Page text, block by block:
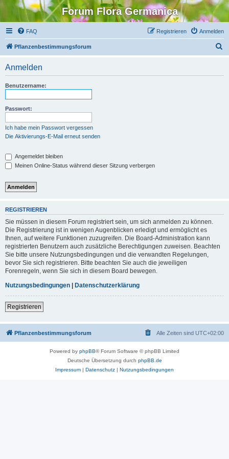
Forum Flora Germanica
FAQ Anmelden
Registrieren
Pflanzenbestimmungsforum
Anmelden
Benutzername:
Passwort:
Ich habe mein Passwort vergessen
Die Aktivierungs-E-Mail erneut senden
Angemeldet bleiben
Meinen Online-Status während dieser Sitzung verbergen
REGISTRIEREN
Sie müssen in diesem Forum registriert sein, um sich anmelden zu können.
Die Registrierung ist in wenigen Augenblicken erledigt und ermöglicht es
Ihnen, auf weitere Funktionen zuzugreifen. Die Board-Administration kann
registrierten Benutzern auch zusätzliche Berechtigungen zuweisen. Beachten
Sie bitte unsere Nutzungsbedingungen und die verwandten Regelungen,
bevor Sie sich registrieren. Bitte beachten Sie auch die jeweiligen
Forenregeln, wenn Sie sich in diesem Board bewegen.
Nutzungsbedingungen | Datenschutzerklärung
Registrieren
Pflanzenbestimmungsforum Alle Zeiten sind UTC+02:00
Powered by phpBB® Forum Software © phpBB Limited
Deutsche Übersetzung durch phpBB.de
Impressum | Datenschutz | Nutzungsbedingungen